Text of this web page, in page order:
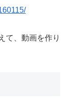
て、動画を作り